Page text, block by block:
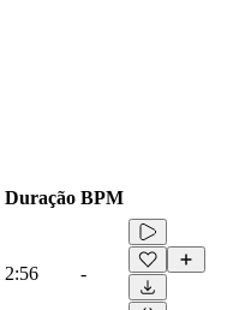
Duração BPM
2:56 -